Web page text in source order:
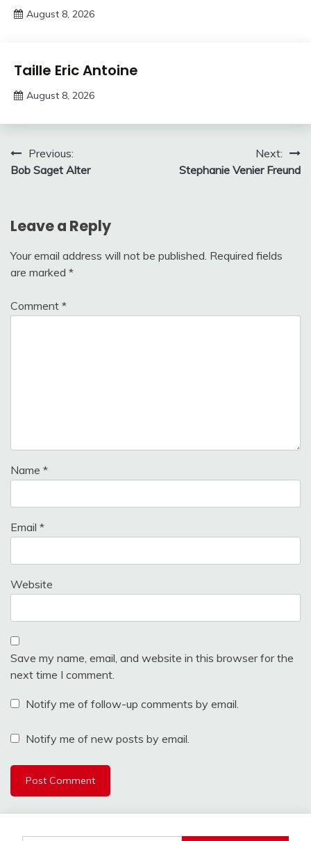
August 8, 2026
Trends
Taille Eric Antoine
August 8, 2026
Post
navigation
Previous:
Bob Saget Alter
Next:
Stephanie Venier Freund
Leave a Reply
Your email address will not be published. Required fields
are marked *
Comment *
Name *
Email *
Website
Save my name, email, and website in this browser for the
next time I comment.
Notify me of follow-up comments by email.
Notify me of new posts by email.